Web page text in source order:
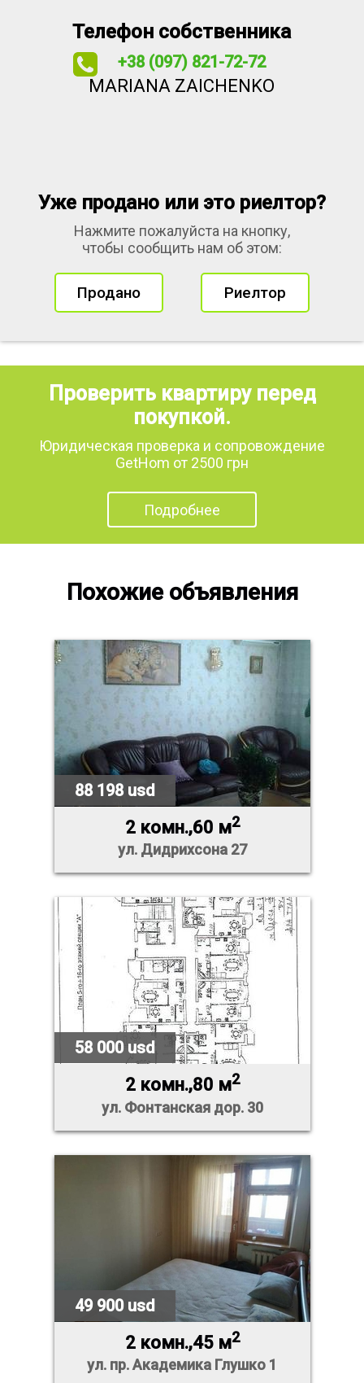
Телефон собственника
+38 (097) 821-72-72
MARIANA ZAICHENKO
Уже продано или это риелтор?
Нажмите пожалуйста на кнопку,
чтобы сообщить нам об этом:
Продано Риелтор
Проверить квартиру перед
покупкой.
Юридическая проверка и сопровождение
GetHom от 2500 грн
Подробнее
Похожие объявления
88 198 usd
2 комн.,60 м2
ул. Дидрихсона 27
58 000 usd
2 комн.,80 м2
ул. Фонтанская дор. 30
49 900 usd
2 комн.,45 м2
ул. пр. Академика Глушко 1